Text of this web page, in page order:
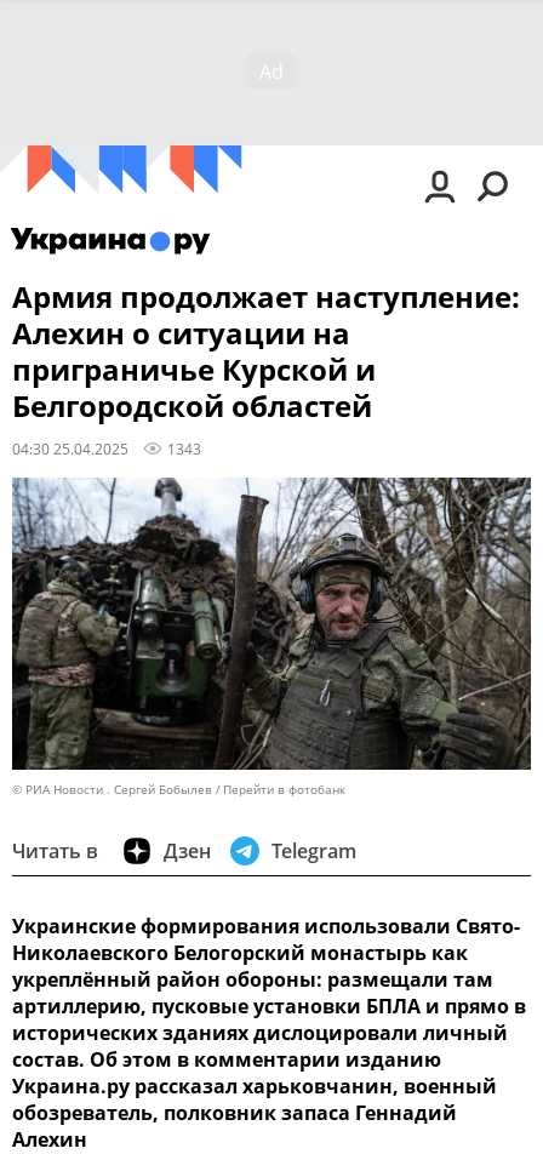
Армия продолжает наступление:
Алехин о ситуации на
приграничье Курской и
Белгородской областей
04:30 25.04.2025 1343
© РИА Новости . Сергей Бобылев Перейти в фотобанк
Читать в Дзен Telegram
Украинские формирования использовали Свято-
Николаевского Белогорский монастырь как
укреплённый район обороны: размещали там
артиллерию, пусковые установки БПЛА и прямо в
исторических зданиях дислоцировали личный
состав. Об этом в комментарии изданию
Украина.ру рассказал харьковчанин, военный
обозреватель, полковник запаса Геннадий
Алехин